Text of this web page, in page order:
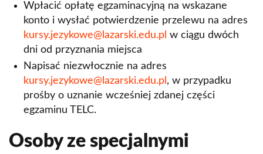
Wpłacić opłatę egzaminacyjną na wskazane
konto i wysłać potwierdzenie przelewu na adres
kursy.jezykowe@lazarski.edu.pl w ciągu dwóch
dni od przyznania miejsca
Napisać niezwłocznie na adres
kursy.jezykowe@lazarski.edu.pl , w przypadku
prośby o uznanie wcześniej zdanej części
egzaminu TELC.
Osoby ze specjalnymi